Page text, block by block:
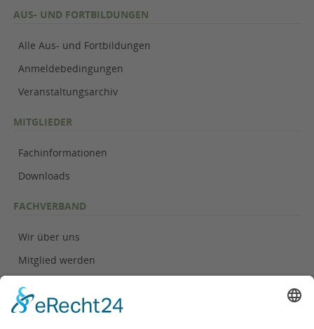
AUS- UND FORTBILDUNGEN
Alle Aus- und Fortbildungen
Anmeldebedingungen
Veranstaltungsarchiv
MITGLIEDER
Fachinformationen
Downloads
FACHVERBAND
Wir über uns
Mitglied werden
KONTAKT